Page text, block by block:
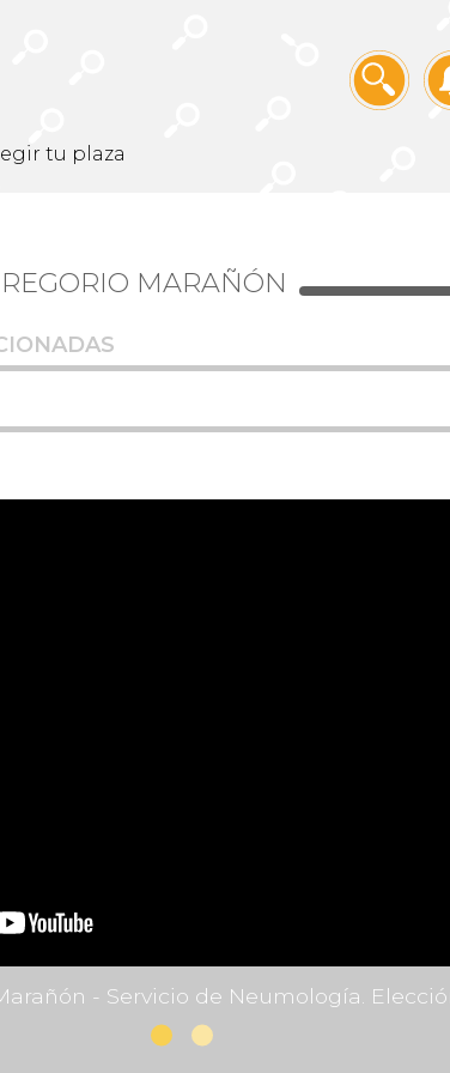
tu plaza
MARAÑÓN
- Servicio de Neumología.